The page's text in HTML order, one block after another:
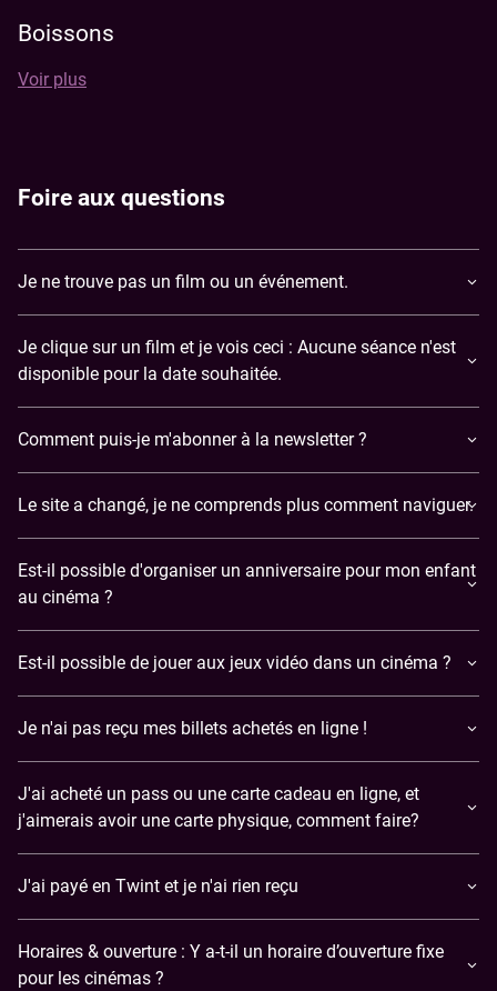
Boissons
Chaque film mérite une boisson à sa hauteur. Que vous
avons tout ce qu'il faut pour agrémenter votre séance.
Voir plus
Foire aux questions
Je ne trouve pas un film ou un événement.
Je clique sur un film et je vois ceci : Aucune séance n'est
disponible pour la date souhaitée.
Comment puis-je m'abonner à la newsletter ?
Le site a changé, je ne comprends plus comment naviguer.
Est-il possible d'organiser un anniversaire pour mon enfant
au cinéma ?
Est-il possible de jouer aux jeux vidéo dans un cinéma ?
​Je n'ai pas reçu mes billets achetés en ligne !
J'ai acheté un pass ou une carte cadeau en ligne, et
j'aimerais avoir une carte physique, comment faire?
J'ai payé en Twint et je n'ai rien reçu
Horaires & ouverture : Y a-t-il un horaire d’ouverture fixe
pour les cinémas ?